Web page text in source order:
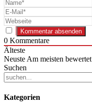
0 Kommentare
Älteste
NeusteAm meisten bewertet
Suchen
Kategorien